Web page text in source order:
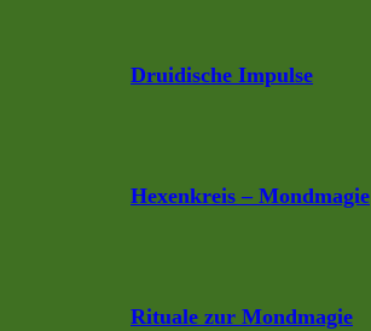
Druidische Impulse
Hexenkreis – Mondmagie
Rituale zur Mondmagie